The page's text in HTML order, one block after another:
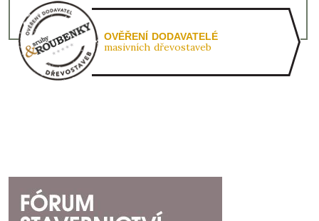
OVĚŘENÍ DODAVATELÉ
masivních dřevostaveb